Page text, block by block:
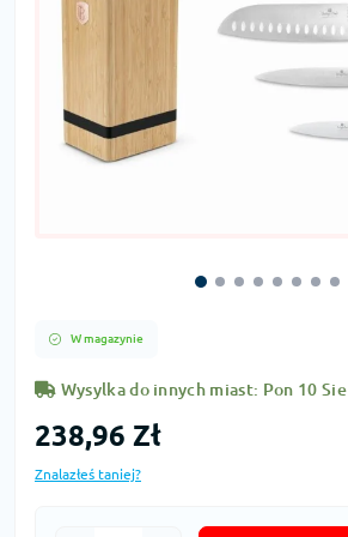
W magazynie
Wysylka do innych miast: Pon 10 Sie
238,96 Zł
Znalazłeś taniej?